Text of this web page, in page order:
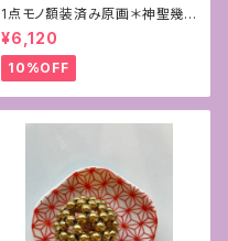
1点モノ額装済み原画＊神聖幾
何学フラワーオブライフ＋フトマ
ニ図アート[覚醒]
¥6,120
10%OFF